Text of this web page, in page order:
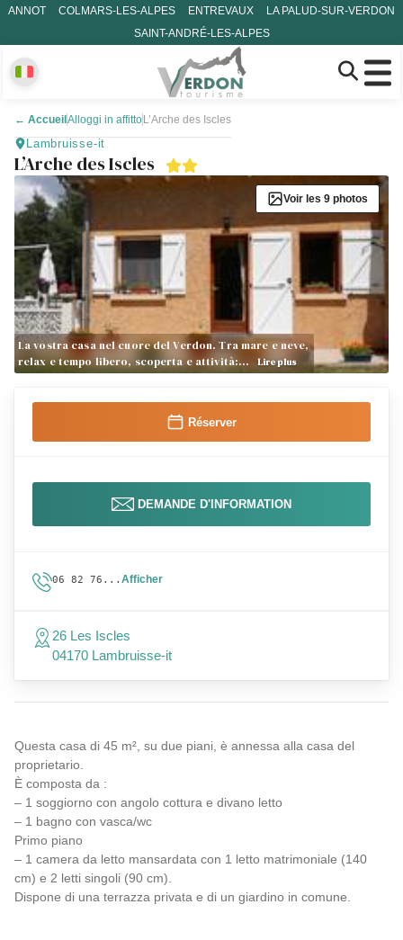
ANNOT COLMARS-LES-ALPES ENTREVAUX
LA PALUD-SUR-VERDON
SAINT-ANDRÉ-LES-ALPES
← Accueil Alloggi in affitto L’Arche des Iscles
Lambruisse-it
L’Arche des Iscles
La vostra casa nel cuore del Verdon. Tra mare e neve,
relax e tempo libero, scoperta e attività:…
Lire plus
Voir les 9 photos
Questa casa di 45 m², su due piani, è annessa alla casa del
proprietario.
È composta da :
– 1 soggiorno con angolo cottura e divano letto
– 1 bagno con vasca/wc
Primo piano
– 1 camera da letto mansardata con 1 letto matrimoniale (140
cm) e 2 letti singoli (90 cm).
Dispone di una terrazza privata e di un giardino in comune.
Réserver
DEMANDE D'INFORMATION
06 82 76... Afficher
26 Les Iscles
04170 Lambruisse-it